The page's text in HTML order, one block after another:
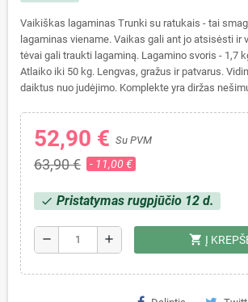
Vaikiškas lagaminas Trunki su ratukais - tai
lagaminas viename. Vaikas gali ant jo atsisėsti ir
tėvai gali traukti lagaminą. Lagamino svoris - 1,7
Atlaiko iki 50 kg. Lengvas, gražus ir patvarus.
daiktus nuo judėjimo. Komplekte yra diržas
52,90 € Su PVM
63,90 € - 11,00 €
check Pristatymas rugpjūčio 12 d.
remove add shopping_cart Į